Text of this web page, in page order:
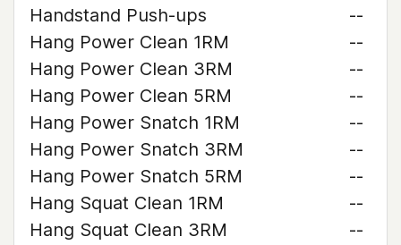
Handstand Push-ups
--
Hang Power Clean 1RM
--
Hang Power Clean 3RM
--
Hang Power Clean 5RM
--
Hang Power Snatch 1RM
--
Hang Power Snatch 3RM
--
Hang Power Snatch 5RM
--
Hang Squat Clean 1RM
--
Hang Squat Clean 3RM
--